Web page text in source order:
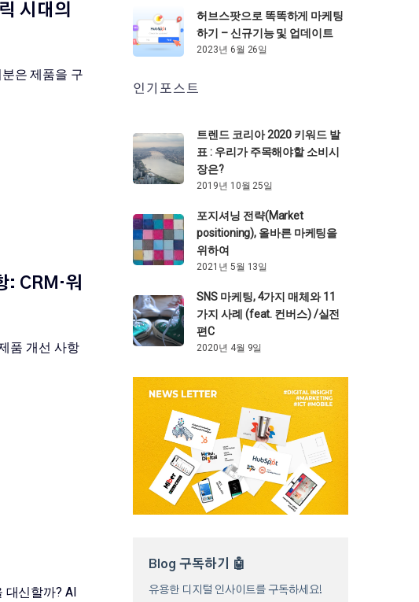
시대의
은 제품을 구
CRM·워
품 개선 사항
신할까? AI
허브스팟으로 똑똑하게 마케팅
하기 – 신규기능 및 업데이트
2023년 6월 26일
인기포스트
트렌드 코리아 2020 키워드 발
표 : 우리가 주목해야할 소비시
장은?
2019년 10월 25일
포지셔닝 전략(Market
positioning), 올바른 마케팅을
위하여
2021년 5월 13일
SNS 마케팅, 4가지 매체와 11
가지 사례 (feat. 컨버스) /실전
편C
2020년 4월 9일